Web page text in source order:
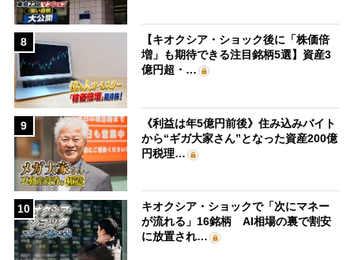
8
【キオクシア・ショック後に「株価倍
増」も期待できる注目銘柄5選】資産3
億円超・…
9
《利益は年5億円前後》住み込みバイト
から“ギガ大家さん”となった資産200億
円税理…
10
キオクシア・ショックで「次にマネー
が流れる」16銘柄 AI相場の裏で割安
に放置され…